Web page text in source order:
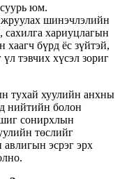
юм.
шинэчлэлийн
сахилга хариуцлагын
хаагч бүрд ёс зүйтэй,
тэвчих хүсэл зориг
тухай хуулийн анхны
нийтийн болон
сонирхлын
төслийг
авлигын эсрэг эрх